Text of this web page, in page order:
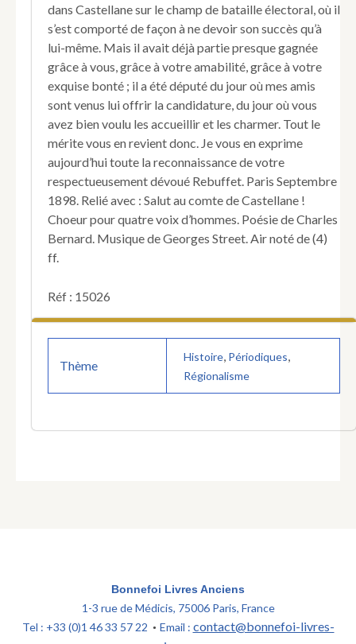
dans Castellane sur le champ de bataille électoral, où il
s’est comporté de façon à ne devoir son succès qu’à
lui-même. Mais il avait déjà partie presque gagnée
grâce à vous, grâce à votre amabilité, grâce à votre
exquise bonté ; il a été député du jour où mes amis
sont venus lui offrir la candidature, du jour où vous
avez bien voulu les accueillir et les charmer. Tout le
mérite vous en revient donc. Je vous en exprime
aujourd’hui toute la reconnaissance de votre
respectueusement dévoué Rebuffet. Paris Septembre
1898. Relié avec : Salut au comte de Castellane !
Choeur pour quatre voix d’hommes. Poésie de Charles
Bernard. Musique de Georges Street. Air noté de (4)
ff.
Réf : 15026
Thème
Histoire, Périodiques,
Régionalisme
Bonnefoi Livres Anciens
1-3 rue de Médicis, 75006 Paris, France
Tel : +33 (0)1 46 33 57 22 • Email : contact@bonnefoi-livres-